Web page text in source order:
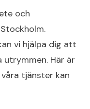
och
vi hjälpa dig att
utrymmen. Här är
tjänster kan